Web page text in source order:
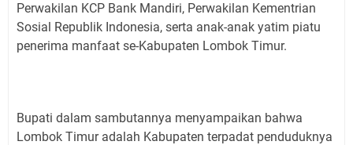
Perwakilan KCP Bank Mandiri, Perwakilan Kementrian
Sosial Republik Indonesia, serta anak-anak yatim piatu
penerima manfaat se-Kabupaten Lombok Timur.
Bupati dalam sambutannya menyampaikan bahwa
Lombok Timur adalah Kabupaten terpadat penduduknya